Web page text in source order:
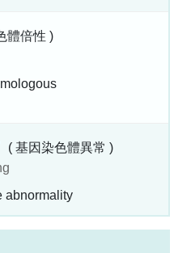
體倍性 )
( 基因染色體異常 )
abnormality